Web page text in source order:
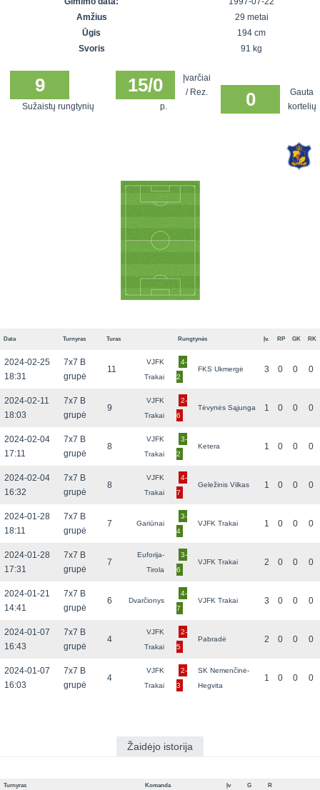
SFL rudens
Snaigės taurė
čempionatas
Vilnius
Amžius
29 metai
Ūgis
194 cm
Svoris
91 kg
9
Sužaistų rungtynių
15/0
Įvarčiai
/ Rez.
p.
0
Gauta
kortelių
Data Turnyras Turas Rungtynės Įv. RP GK RK
2024-02-25
18:31
7x7 B
grupė
11
VJFK
Trakai
4-
2
FKS Ukmergė 3 0 0 0
2024-02-11
18:03
7x7 B
grupė
9
VJFK
Trakai
2-
6
Tėvynės Sąjunga 1 0 0 0
2024-02-04
17:11
7x7 B
grupė
8
VJFK
Trakai
3-
2
Ketera 1 0 0 0
2024-02-04
16:32
7x7 B
grupė
8
VJFK
Trakai
4-
7
Geležinis Vilkas 1 0 0 0
2024-01-28
18:11
7x7 B
grupė
7 Gariūnai
3-
4
VJFK Trakai 1 0 0 0
2024-01-28
17:31
7x7 B
grupė
7
Euforija-
Tirola
3-
6
VJFK Trakai 2 0 0 0
2024-01-21
14:41
7x7 B
grupė
6 Dvarčionys
4-
7
VJFK Trakai 3 0 0 0
2024-01-07
16:43
7x7 B
grupė
4
VJFK
Trakai
2-
5
Pabradė 2 0 0 0
2024-01-07
16:03
7x7 B
grupė
4
VJFK
Trakai
2-
3
SK Nemenčinė-
Hegvita
1 0 0 0
Žaidėjo istorija
Turnyras Komanda Įv G R